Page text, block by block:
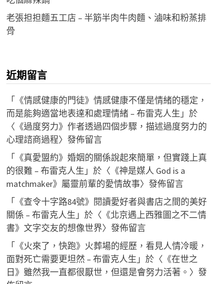
老張担担麵五工店 – 半筋半肉牛肉麵、滷味和粉蒸排
骨
近期留言
「 《情感健康的門徒》情感健康不僅是情緒的穩定，
而是能夠適當地表達和處理情緒 – 布雷克人生 」於
〈 《過度努力》作者透過四個步驟，描述過度努力的
心理諮商過程〉發佈留言
「 《真愛盟約》婚姻的關係說起來簡單，但實踐上真
的很難 – 布雷克人生 」於〈 《神是媒人 God is a
matchmaker》屬靈前輩的愛情故事〉發佈留言
「 《查令十字路84號》閱讀愛好者與書店之間的美好
關係 – 布雷克人生 」於〈 《北京遇上西雅圖之不二情
書》文字交友的想像世界〉發佈留言
「 《火來了，快跑》火葬場的經歷，看見人情冷暖，
面對死亡需要更坦然 – 布雷克人生 」於〈 《在世之
日》雖然我一直都很厭世，但還是會努力活著。 〉發